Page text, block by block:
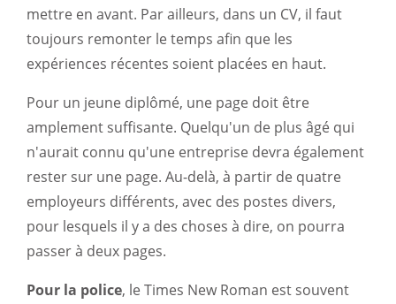
mettre en avant. Par ailleurs, dans un CV, il faut
toujours remonter le temps afin que les
expériences récentes soient placées en haut.
Pour un jeune diplômé, une page doit être
amplement suffisante. Quelqu'un de plus âgé qui
n'aurait connu qu'une entreprise devra également
rester sur une page. Au-delà, à partir de quatre
employeurs différents, avec des postes divers,
pour lesquels il y a des choses à dire, on pourra
passer à deux pages.
Pour la police, le Times New Roman est souvent